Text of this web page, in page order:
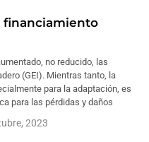
financiamiento
no reducido, las
(GEI). Mientras tanto, la
para la adaptación, es
para las pérdidas y daños
2023